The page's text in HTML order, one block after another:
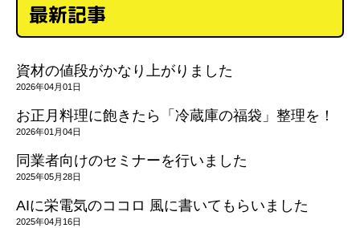
最新記事
資材の値段がかなり上がりました
2026年04月01日
お正月料理に飽きたら「冷蔵庫の福袋」整理を！
2026年01月04日
同業者向けのセミナーを行いました
2025年05月28日
AIに栄電気のココロ 風に書いてもらいました
2025年04月16日